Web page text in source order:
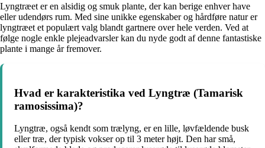
Lyngtræet er en alsidig og smuk plante, der kan berige enhver have
eller udendørs rum. Med sine unikke egenskaber og hårdføre natur er
lyngtræet et populært valg blandt gartnere over hele verden. Ved at
følge nogle enkle plejeadvarsler kan du nyde godt af denne fantastiske
plante i mange år fremover.
Hvad er karakteristika ved Lyngtræ (Tamarisk
ramosissima)?
Lyngtræ, også kendt som trælyng, er en lille, løvfældende busk
eller træ, der typisk vokser op til 3 meter højt. Den har små,